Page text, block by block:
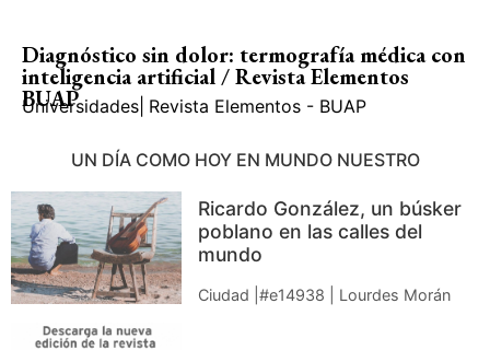
Diagnóstico sin dolor: termografía médica con
inteligencia artificial / Revista Elementos
BUAP
Universidades Revista Elementos - BUAP
UN DÍA COMO HOY EN MUNDO NUESTRO
Ricardo González, un búsker
poblano en las calles del
mundo
Ciudad |#e14938 | Lourdes Morán